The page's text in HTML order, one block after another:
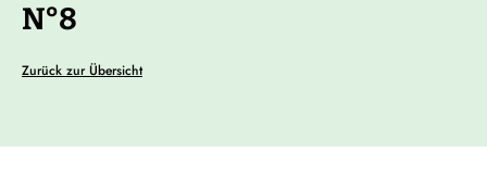
N°8
Zurück zur Übersicht